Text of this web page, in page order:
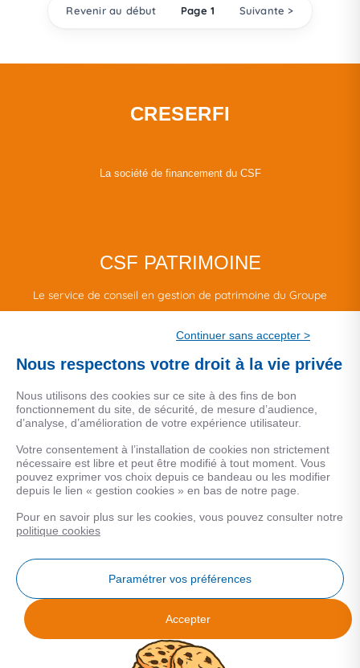
Revenir au début Page 1 Suivante >
CRESERFI
La société de financement du CSF
CSF PATRIMOINE
Le service de conseil en gestion de patrimoine du Groupe
MENTIONS LEGALES
Données personnelles
COOKIES
Analyse des performances
© 2026 Facilogi - Solutions en stratégie et intelligence immobilière
Continuer sans accepter >
Nous respectons votre droit à la vie privée
Nous utilisons des cookies sur ce site à des fins de bon
fonctionnement du site, de sécurité, de mesure d’audience,
d’analyse, d’amélioration de votre expérience utilisateur.
Votre consentement à l’installation de cookies non strictement
nécessaire est libre et peut être modifié à tout moment. Vous
pouvez exprimer vos choix depuis ce bandeau ou les modifier
depuis le lien « gestion cookies » en bas de notre page.
Pour en savoir plus sur les cookies, vous pouvez consulter notre
politique cookies
Paramétrer vos préférences
Accepter